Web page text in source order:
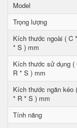
Model
Trọng lượng
Kích thước ngoài ( C
* S ) mm
Kích thước sử dụng (
R * S ) mm
Kích thước ngăn kéo
* R * S ) mm
Tính năng